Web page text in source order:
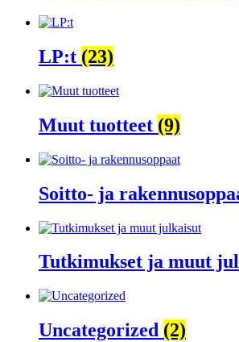
LP:t (23)
Muut tuotteet (9)
Soitto- ja
Tutkimukset ja muut
Uncategorized (2)